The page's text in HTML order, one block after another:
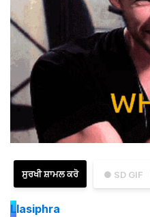
● SD GIF
ਸੁਰਖੀ ਸ਼ਾਮਲ ਕਰੋ
Llasiphra